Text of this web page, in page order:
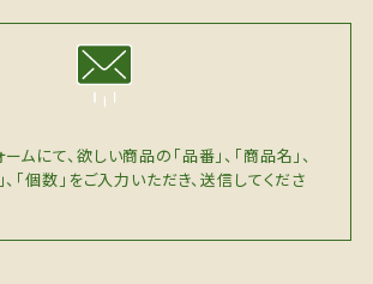
ムにて、欲しい商品の「品番」、「商品名」、
、「個数」をご入力いただき、送信してくださ